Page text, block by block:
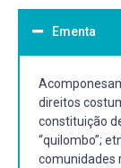
Ementa
direitos
constituição
“quilombo”;
comunidades